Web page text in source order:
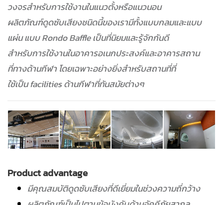
วงจรสำหรับการใช้งานในแนวตั้งหรือแนวนอน
ผลิตภัณฑ์ดูดซับเสียงชนิดนี้ของเรามีทั้งแบบกลมและแบบ
แผ่น แบบ Rondo Baffle เป็นที่นิยมและรู้จักกันดี
สำหรับการใช้งานในอาคารอเนกประสงค์และอาคารสถาน
ที่ทางด้านกีฬาโดยเฉพาะอย่างยิ่งสำหรับสถานที่ที่
ใช้เป็น facilities ด้านกีฬาที่ทันสมัยต่างๆ
Product advantage
มีคุณสมบัติดูดซับเสียงที่ดีเยี่ยมในช่วงความถี่กว้าง